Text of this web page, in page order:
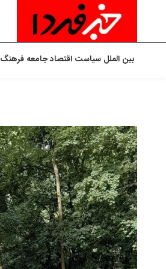
بین الملل سیاست اقتصادجامعه فرهنگ